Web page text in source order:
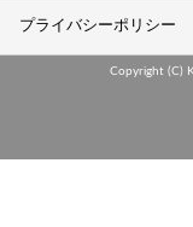
プライバシーポリシー
Copyright (C)